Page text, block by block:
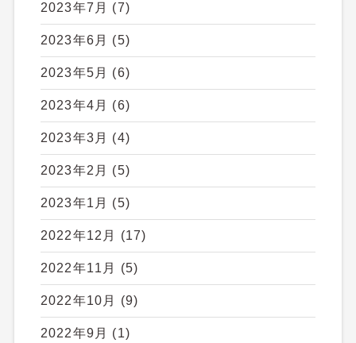
2023年7月 (7)
2023年6月 (5)
2023年5月 (6)
2023年4月 (6)
2023年3月 (4)
2023年2月 (5)
2023年1月 (5)
2022年12月 (17)
2022年11月 (5)
2022年10月 (9)
2022年9月 (1)